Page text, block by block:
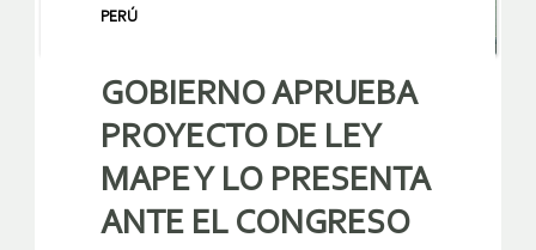
PERÚ
GOBIERNO APRUEBA
PROYECTO DE LEY
MAPE Y LO PRESENTA
ANTE EL CONGRESO